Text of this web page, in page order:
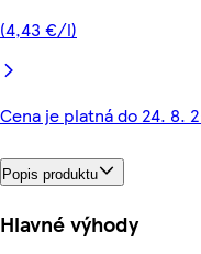
(4,43 €/l)
Cena je platná do 24. 8.
Popis produktu
Hlavné výhody